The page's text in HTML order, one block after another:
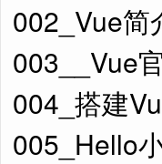
002_Vue简
003__Vue
004_搭建
005_Hello